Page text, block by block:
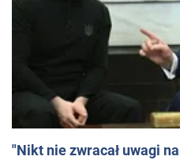
"Nikt nie zwracał uwagi